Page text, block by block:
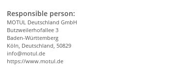
Responsible person:
MOTUL Deutschland GmbH
Butzweilerhofallee 3
Baden-Württemberg
Köln, Deutschland, 50829
info@motul.de
https://www.motul.de